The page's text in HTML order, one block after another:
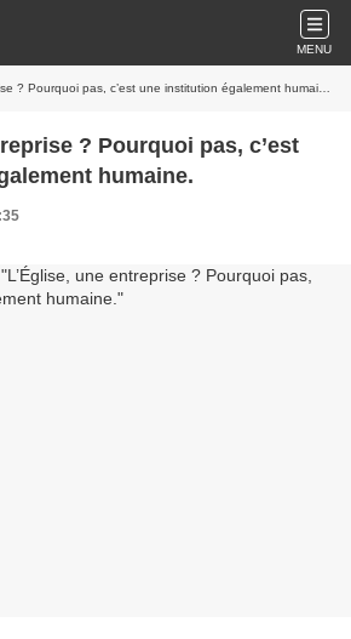
MENU
? Pourquoi pas, c’est une institution également humaine.
? Pourquoi pas, c’est
humaine.